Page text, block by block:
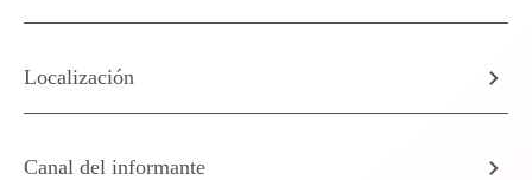
Localización
Canal del informante